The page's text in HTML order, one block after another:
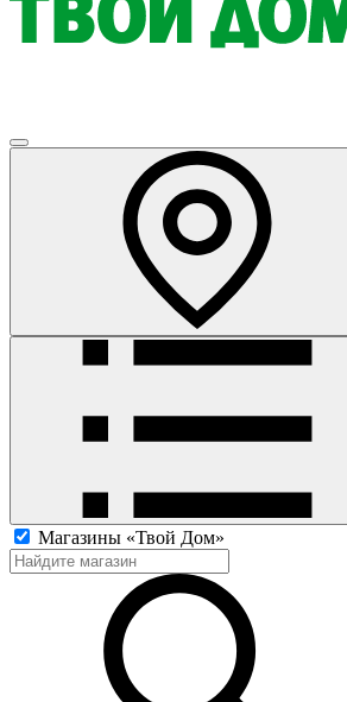
Магазины «Твой Дом»